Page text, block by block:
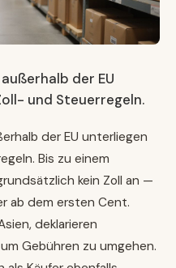
der EU
und Steuerregeln.
der EU unterliegen
Bis zu einem
kein Zoll an —
ab dem ersten Cent.
deklarieren
Gebühren zu umgehen.